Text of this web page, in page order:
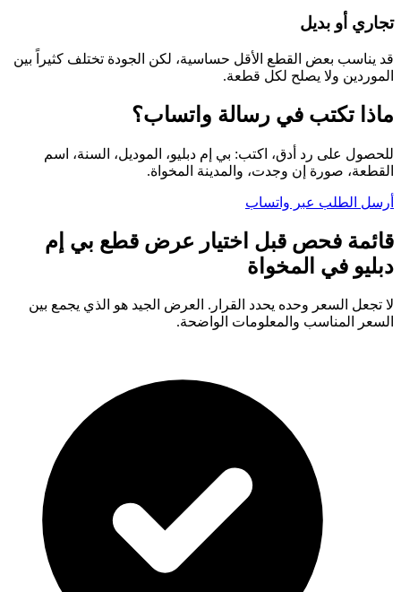
تجاري أو بديل
قد يناسب بعض القطع الأقل حساسية، لكن الجودة تختلف كثيراً بين
الموردين ولا يصلح لكل قطعة.
ماذا تكتب في رسالة واتساب؟
للحصول على رد أدق، اكتب: بي إم دبليو، الموديل، السنة، اسم
القطعة، صورة إن وجدت، والمدينة المخواة.
أرسل الطلب عبر واتساب
قائمة فحص قبل اختيار عرض قطع بي إم
دبليو في المخواة
لا تجعل السعر وحده يحدد القرار. العرض الجيد هو الذي يجمع بين
السعر المناسب والمعلومات الواضحة.